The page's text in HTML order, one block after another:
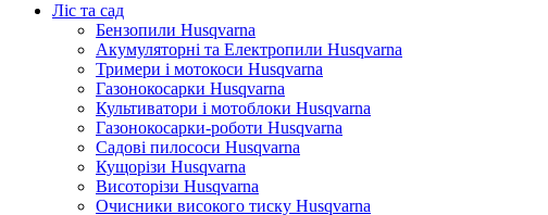
Ліс та сад
Бензопили Husqvarna
Акумуляторні та Електропили Husqvarna
Тримери і мотокоси Husqvarna
Газонокосарки Husqvarna
Культиватори і мотоблоки Husqvarna
Газонокосарки-роботи Husqvarna
Садові пилососи Husqvarna
Кущорізи Husqvarna
Висоторізи Husqvarna
Очисники високого тиску Husqvarna